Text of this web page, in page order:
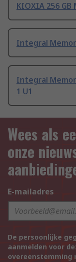
KIOXIA 256 GB
Integral
Integral
1 U1
Wees als
onze
E-mailadres
De persoonlijke
aanmelden voor
overeenstemming